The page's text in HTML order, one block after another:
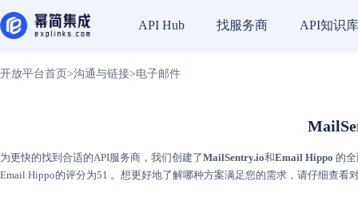
API Hub 找服务商 API知识库
开放平台首页 >沟通与链接>电子邮件
为更快的找到合适的API服务商，我们创建了MailSentry.io和Email Hippo 的
Email Hippo的评分为51 。想更好地了解哪种方案满足您的需求，请仔细查看